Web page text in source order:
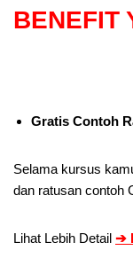
BENEFIT
Gratis Contoh
Selama kursus
dan ratusan contoh
Lihat Lebih Detail ➔